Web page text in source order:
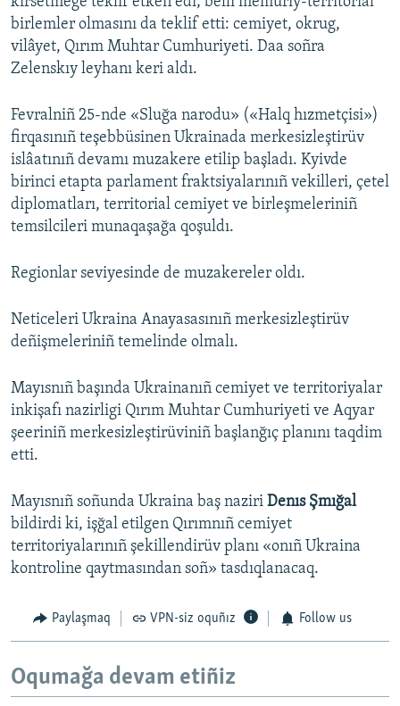
birlemler olmasını da teklif etti: cemiyet, okrug,
vilâyet, Qırım Muhtar Cumhuriyeti. Daa soñra
Zelenskıy leyhanı keri aldı.
Fevralniñ 25-nde «Sluğa narodu» («Halq hızmetçisi»)
firqasınıñ teşebbüsinen Ukrainada merkesizleştirüv
islâatınıñ devamı muzakere etilip başladı. Kyivde
birinci etapta parlament fraktsiyalarınıñ vekilleri, çetel
diplomatları, territorial cemiyet ve birleşmeleriniñ
temsilcileri munaqaşağa qoşuldı.
Regionlar seviyesinde de muzakereler oldı.
Neticeleri Ukraina Anayasasınıñ merkesizleştirüv
deñişmeleriniñ temelinde olmalı.
Mayısnıñ başında Ukrainanıñ cemiyet ve territoriyalar
inkişafı nazirligi Qırım Muhtar Cumhuriyeti ve Aqyar
şeeriniñ merkesizleştirüviniñ başlanğıç planını taqdim
etti.
Mayısnıñ soñunda Ukraina baş naziri Denıs Şmığal
bildirdi ki, işğal etilgen Qırımnıñ cemiyet
territoriyalarınıñ şekillendirüv planı «onıñ Ukraina
kontroline qaytmasından soñ» tasdıqlanacaq.
Paylaşmaq VPN-siz oquñız Follow us
Oqumağa devam etiñiz